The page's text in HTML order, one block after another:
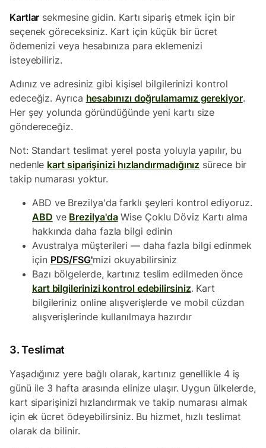
Kartlar sekmesine gidin. Kartı sipariş etmek için bir
seçenek göreceksiniz. Kart için küçük bir ücret
ödemenizi veya hesabınıza para eklemenizi
isteyebiliriz.
Adınız ve adresiniz gibi kişisel bilgilerinizi kontrol
edeceğiz. Ayrıca hesabınızı doğrulamamız gerekiyor.
Her şey yolunda göründüğünde yeni kartı size
göndereceğiz.
Not: Standart teslimat yerel posta yoluyla yapılır, bu
nedenle kart siparişinizi hızlandırmadığınız sürece bir
takip numarası yoktur.
ABD ve Brezilya'da farklı şeyleri kontrol ediyoruz.
ABD ve Brezilya'daWise Çoklu Döviz Kartı alma
hakkında daha fazla bilgi edinin
Avustralya müşterileri — daha fazla bilgi edinmek
için PDS/FSG'mizi okuyabilirsiniz
Bazı bölgelerde, kartınız teslim edilmeden önce
kart bilgilerinizi kontrol edebilirsiniz. Kart
bilgileriniz online alışverişlerde ve mobil cüzdan
alışverişlerinde kullanılmaya hazırdır
3. Teslimat
Yaşadığınız yere bağlı olarak, kartınız genellikle 4 iş
günü ile 3 hafta arasında elinize ulaşır. Uygun ülkelerde,
kart siparişinizi hızlandırmak ve takip numarası almak
için ek ücret ödeyebilirsiniz. Bu hizmet, hızlı teslimat
olarak da bilinir.